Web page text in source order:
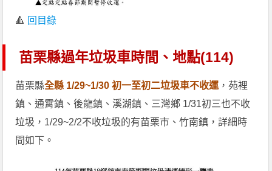
🔺 回目錄
苗栗縣過年垃圾車時間、地點(114)
苗栗縣全縣 1/29~1/30 初一至初二垃圾車不收運 ，苑裡
鎮、通霄鎮、後龍鎮、溪湖鎮、三灣鄉 1/31初三也不收
垃圾，1/29~2/2不收垃圾的有苗栗市、竹南鎮，詳細時
間如下。